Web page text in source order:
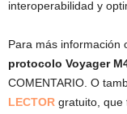
interoperabilidad y
Para más información
protocolo Voyager
COMENTARIO. O
LECTOR gratuito, que